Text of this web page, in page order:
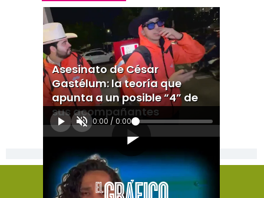
Asesinato de César
Gastélum: la teoría que
apunta a un posible “4” de
sus acompañantes
0:00 / 0:00
[Publicidad]